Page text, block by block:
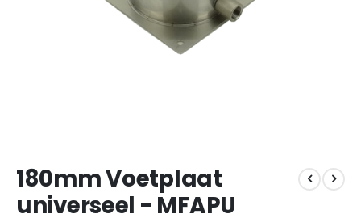
naar
het
begin
180mm Voetplaat
universeel - MFAPU